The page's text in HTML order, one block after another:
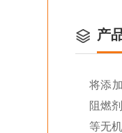
产
将添
阻燃
等无